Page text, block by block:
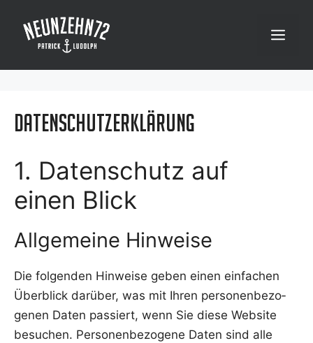
Inhalt
springen
Menü
Datenschutzerklärung
1. Datenschutz auf
einen Blick
Allgemeine Hinweise
Die fol­gen­den Hin­wei­se geben einen ein­fa­chen
Über­blick dar­über, was mit Ihren per­so­nen­be­zo­
ge­nen Daten pas­siert, wenn Sie die­se Web­site
besu­chen. Per­so­nen­be­zo­ge­ne Daten sind alle